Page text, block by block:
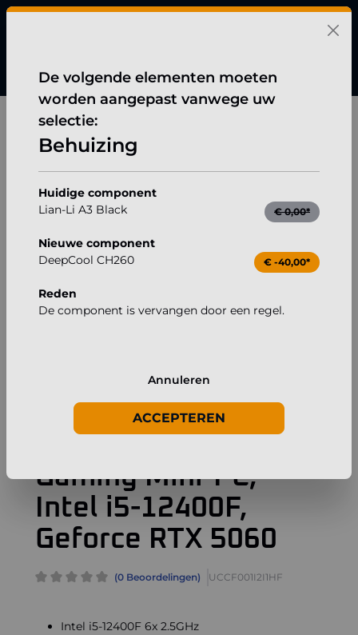
Gaming
Gaming Mini-PC, Intel i5-12400F, Geforce RTX 5060
Gaming Mini-PC,
Intel i5-12400F,
Geforce RTX 5060
(0 Beoordelingen) UCCF001I2I1HF
Intel i5-12400F 6x 2.5GHz
De volgende elementen moeten
worden aangepast vanwege uw
selectie:
Behuizing
Huidige component
Lian-Li A3 Black
€ 0,00*
Nieuwe component
DeepCool CH260
€ -40,00*
Reden
De component is vervangen door een regel.
Annuleren
ACCEPTEREN